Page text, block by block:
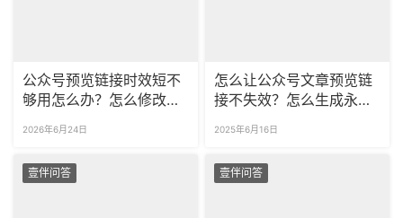
公众号预览链接时效短不
够用怎么办？怎么修改预
2026年6月24日
怎么让公众号文章预览链
接不失效？怎么生成永久
2025年6月16日
壹伴问答 壹伴问答